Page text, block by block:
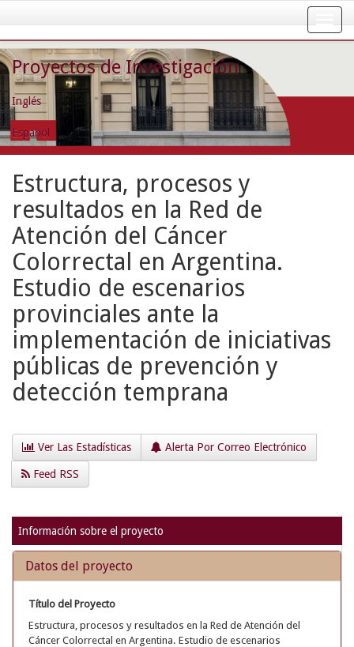
navigation
Proyectos de Investigación
Inglés
Español
Estructura, procesos y
resultados en la Red de
Atención del Cáncer
Colorrectal en Argentina.
Estudio de escenarios
provinciales ante la
implementación de iniciativas
públicas de prevención y
detección temprana
Ver Las Estadísticas Alerta Por Correo Electrónico
Feed RSS
Información sobre el proyecto
Datos del proyecto
Título del Proyecto
Estructura, procesos y resultados en la Red de Atención del
Cáncer Colorrectal en Argentina. Estudio de escenarios